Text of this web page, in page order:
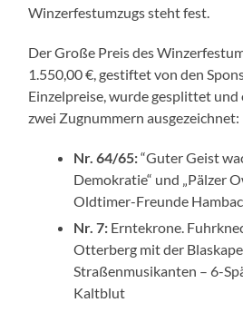
Winzerfestumzugs steht fest.
Der Große Preis des
1.550,00 €, gestiftet von den
Einzelpreise, wurde gesplittet und
zwei Zugnummern ausgezeichnet:
Nr. 64/65:“Guter Geist
Demokratie“ und „Pälzer
Oldtimer-Freunde
Nr. 7: Erntekrone.
Otterberg mit der
Straßenmusikanten – 6-
Kaltblut